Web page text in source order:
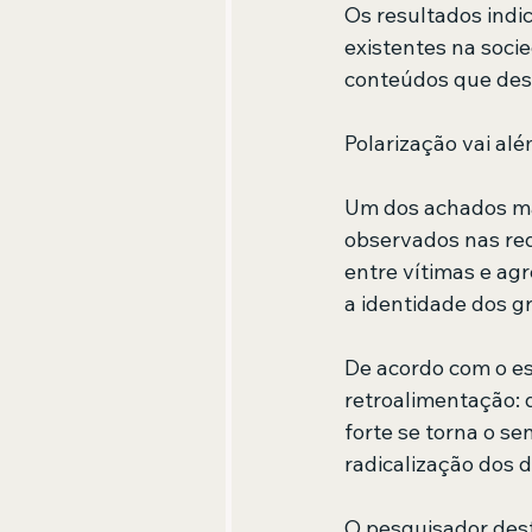
Os resultados
existentes na
conteúdos que
Polarização vai
Um dos achados
observados nas
entre vítimas e
a identidade dos
De acordo com o
retroalimentação:
forte se torna o
radicalização dos